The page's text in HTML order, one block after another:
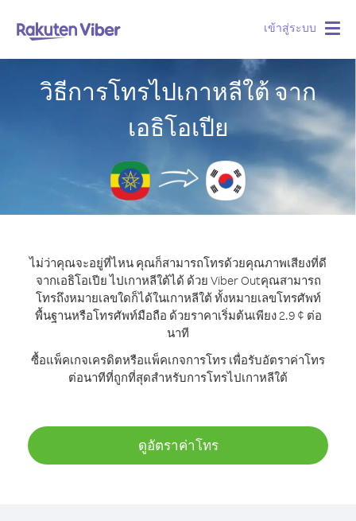
เข้าสู่ระบบ
วิธีการโทรไปเกาหลีใต้ จาก
เอธิโอเปีย
ไม่ว่าคุณจะอยู่ที่ไหน คุณก็สามารถโทรด้วยคุณภาพเสียงที่ดี
จากเอธิโอเปีย ไปเกาหลีใต้ได้ ด้วย Viber Outคุณสามารถ
โทรถึงหมายเลขใดก็ได้ในเกาหลีใต้ ทั้งหมายเลขโทรศัพท์
พื้นฐานหรือโทรศัพท์มือถือ ด้วยราคาเริ่มต้นเพียง 2.9 ¢ ต่อ
นาที
ซื้อแพ็คเกจเครดิตหรือแพ็คเกจการโทร เพื่อรับอัตราค่าโทร
ต่อนาทีที่ถูกที่สุดสำหรับการโทรไปเกาหลีใต้
ดูอัตราค่าโทร